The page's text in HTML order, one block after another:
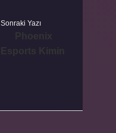
Sonraki Yazı